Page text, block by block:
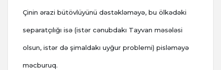
Çinin ərazi bütövlüyünü dəstəkləməyə, bu ölkədəki
separatçılığı isə (istər cənubdakı Tayvan məsələsi
olsun, istər də şimaldakı uyğur problemi) pisləməyə
məcburuq.